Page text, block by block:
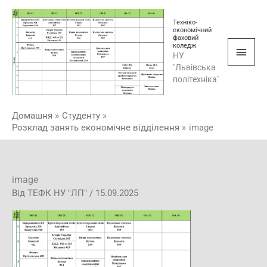
Перейти
вмісту
Техніко-
економічний
фаховий
коледж
НУ
"Львівська
політехніка"
Домашня
Студенту
Розклад занять економічне відділення
image
image
Від ТЕФК НУ "ЛП" / 15.09.2025